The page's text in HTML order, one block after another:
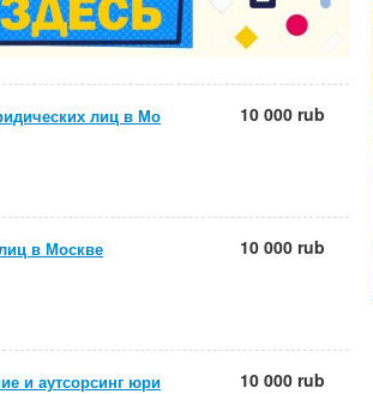
лиц в Мо
10 000 rub
в Москве 10 000 rub
и аутсорсинг юри
10 000 rub